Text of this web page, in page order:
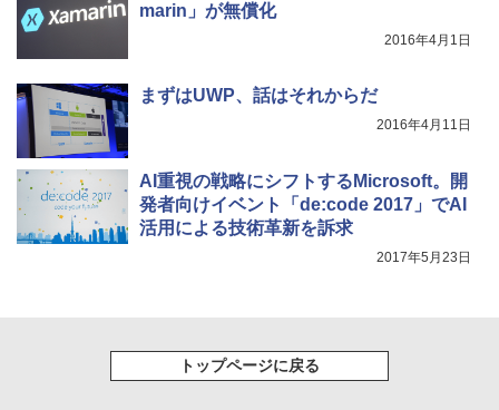
スーパーの裏でヤニ吸うふたり 9巻 (デジタル
￥810
marin」が無償化
2016年4月1日
まずはUWP、話はそれからだ
2016年4月11日
AI重視の戦略にシフトするMicrosoft。開
発者向けイベント「de:code 2017」でAI
活用による技術革新を訴求
2017年5月23日
トップページに戻る